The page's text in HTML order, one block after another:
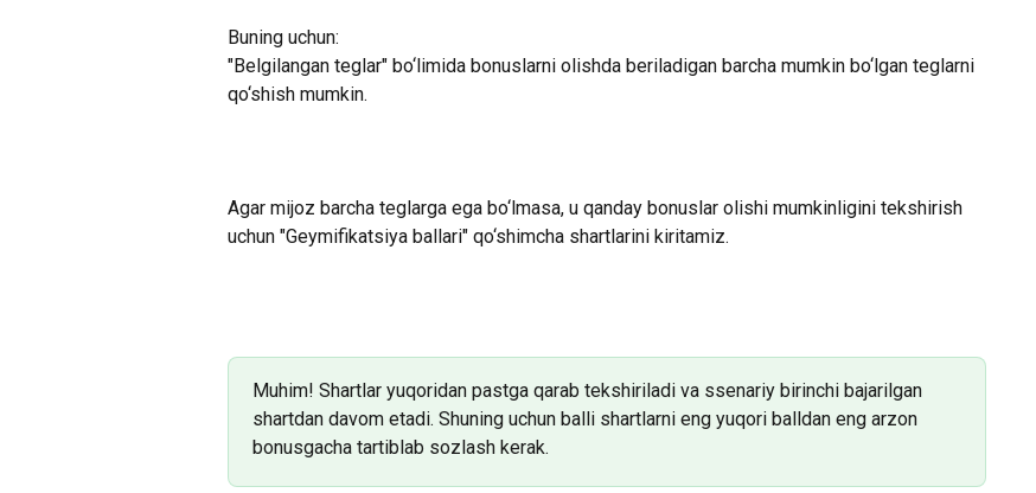
Buning uchun:
"Belgilangan teglar" bo‘limida bonuslarni olishda beriladigan barcha mumkin bo‘lgan teglarni
qo‘shish mumkin.
Agar mijoz barcha teglarga ega bo‘lmasa, u qanday bonuslar olishi mumkinligini tekshirish
uchun "Geymifikatsiya ballari" qo‘shimcha shartlarini kiritamiz.
Muhim! Shartlar yuqoridan pastga qarab tekshiriladi va ssenariy birinchi bajarilgan
shartdan davom etadi. Shuning uchun balli shartlarni eng yuqori balldan eng arzon
bonusgacha tartiblab sozlash kerak.